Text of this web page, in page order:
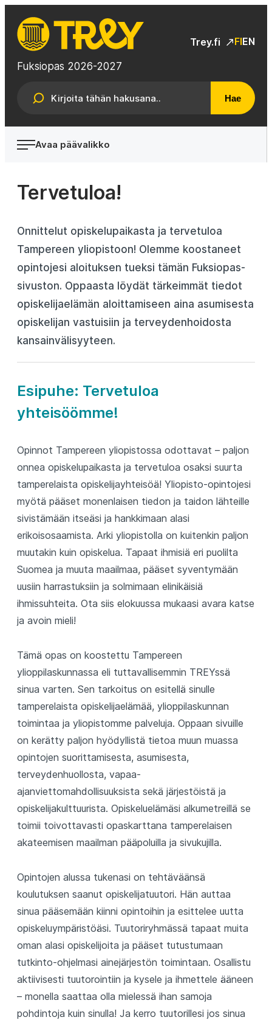
suoraan
sisältöön
TREY
Fuksiopas 2026-2027
Trey.fi FIEN
Avaa päävalikko
Tervetuloa!
Onnittelut opiskelupaikasta ja tervetuloa
Tampereen yliopistoon! Olemme koostaneet
opintojesi aloituksen tueksi tämän Fuksiopas-
sivuston. Oppaasta löydät tärkeimmät tiedot
opiskelijaelämän aloittamiseen aina asumisesta
opiskelijan vastuisiin ja terveydenhoidosta
kansainvälisyyteen.
Esipuhe: Tervetuloa
yhteisöömme!
Opinnot Tampereen yliopistossa odottavat – paljon
onnea opiskelupaikasta ja tervetuloa osaksi suurta
tamperelaista opiskelijayhteisöä! Yliopisto-opintojesi
myötä pääset monenlaisen tiedon ja taidon lähteille
sivistämään itseäsi ja hankkimaan alasi
erikoisosaamista. Arki yliopistolla on kuitenkin paljon
muutakin kuin opiskelua. Tapaat ihmisiä eri puolilta
Suomea ja muuta maailmaa, pääset syventymään
uusiin harrastuksiin ja solmimaan elinikäisiä
ihmissuhteita. Ota siis elokuussa mukaasi avara katse
ja avoin mieli!
Tämä opas on koostettu Tampereen
ylioppilaskunnassa eli tuttavallisemmin TREYssä
sinua varten. Sen tarkoitus on esitellä sinulle
tamperelaista opiskelijaelämää, ylioppilaskunnan
toimintaa ja yliopistomme palveluja. Oppaan sivuille
on kerätty paljon hyödyllistä tietoa muun muassa
opintojen suorittamisesta, asumisesta,
terveydenhuollosta, vapaa-
ajanviettomahdollisuuksista sekä järjestöistä ja
opiskelijakulttuurista. Opiskeluelämäsi alkumetreillä se
toimii toivottavasti opaskarttana tamperelaisen
akateemisen maailman pääpoluilla ja sivukujilla.
Opintojen alussa tukenasi on tehtäväänsä
koulutuksen saanut opiskelijatuutori. Hän auttaa
sinua pääsemään kiinni opintoihin ja esittelee uutta
opiskeluympäristöäsi. Tuutoriryhmässä tapaat muita
oman alasi opiskelijoita ja pääset tutustumaan
tutkinto-ohjelmasi ainejärjestön toimintaan. Osallistu
aktiivisesti tuutorointiin ja kysele ja ihmettele ääneen
– monella saattaa olla mielessä ihan samoja
pohdintoja kuin sinulla! Ja kerro tuutorillesi jos sinua